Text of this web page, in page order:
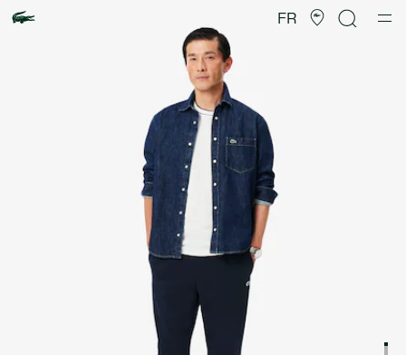
FR
d’images
produit